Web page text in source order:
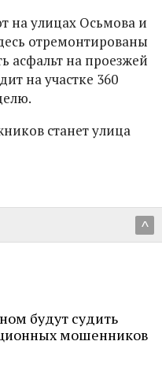
на улицах Осьмова и
отремонтированы
асфальт на проезжей
на участке 360
станет улица
^
будут судить
мошенников